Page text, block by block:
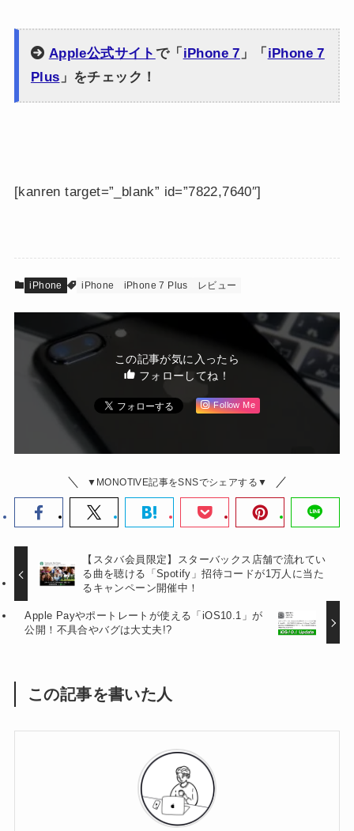
Apple公式サイト で「 iPhone 7 」「 iPhone 7
Plus 」をチェック！
[kanren target=”_blank” id=”7822,7640″]
iPhone iPhone iPhone 7 Plus レビュー
この記事が気に入ったら
フォローしてね！
Follow Me
▼MONOTIVE記事をSNSでシェアする▼
【スタバ会員限定】スターバックス店舗で流れてい
る曲を聴ける「Spotify」招待コードが1万人に当た
るキャンペーン開催中！
Apple Payやポートレートが使える「iOS10.1」が
公開！不具合やバグは大丈夫!?
この記事を書いた人